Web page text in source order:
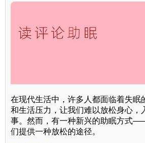
在现代生活中，许多人都面临着失眠
和生活压力，让我们难以放松身心，
事。然而，有一种新兴的助眠方式
们提供一种放松的途径。